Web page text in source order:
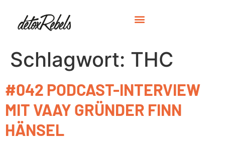
Schlagwort: THC
#042 PODCAST-INTERVIEW
MIT VAAY GRÜNDER FINN
HÄNSEL